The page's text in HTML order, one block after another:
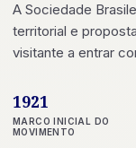
A Sociedade
territorial e
visitante a entrar
1921
MARCO INICIAL DO
MOVIMENTO